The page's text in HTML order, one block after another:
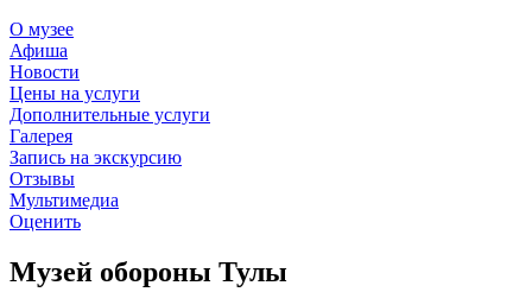
О музее
Афиша
Новости
Цены на услуги
Дополнительные услуги
Галерея
Запись на экскурсию
Отзывы
Мультимедиа
Оценить
Музей обороны Тулы